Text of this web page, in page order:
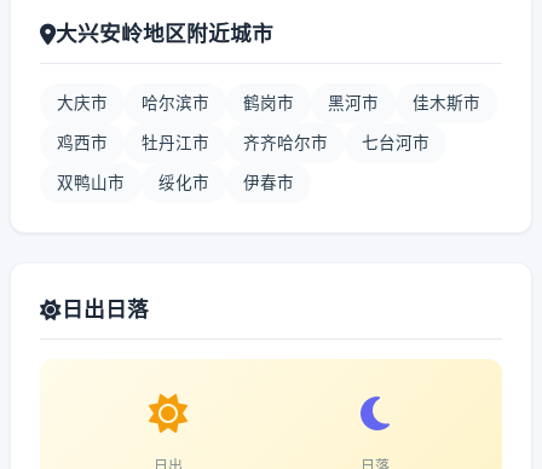
大兴安岭地区附近城市
大庆市 哈尔滨市 鹤岗市 黑河市 佳木斯市
鸡西市 牡丹江市 齐齐哈尔市 七台河市
双鸭山市 绥化市 伊春市
日出日落